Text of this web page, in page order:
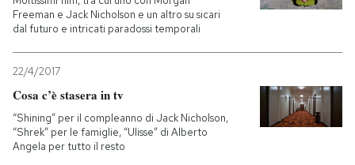
Freeman e Jack Nicholson e un altro su sicari
dal futuro e intricati paradossi temporali
22/4/2017
Cosa c’è stasera in tv
“Shining” per il compleanno di Jack Nicholson,
“Shrek” per le famiglie, “Ulisse” di Alberto
Angela per tutto il resto